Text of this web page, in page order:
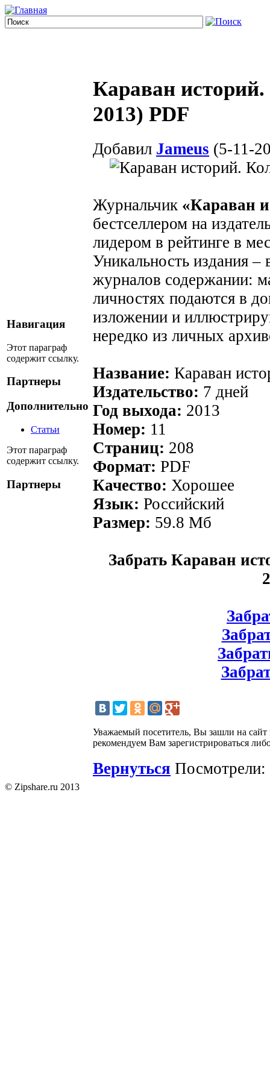
Навигация
Этот параграф
содержит ссылку.
Партнеры
Дополнительно
Статьи
Этот параграф
содержит ссылку.
Партнеры
Караван
2013) PDF
Добавил Jameus (5-11-
Журнальчик «Караван
бестселлером на
лидером в рейтинге в
Уникальность издания –
журналов содержании:
личностях подаются в
изложении и
нередко из личных
Название: Караван
Издательство: 7 дней
Год выхода: 2013
Номер: 11
Страниц: 208
Формат: PDF
Качество: Хорошее
Язык: Российский
Размер: 59.8 Мб
Забрать Караван
Уважаемый посетитель, Вы зашли на
рекомендуем Вам зарегистрироваться
Вернуться Посмотрели:
© Zipshare.ru 2013